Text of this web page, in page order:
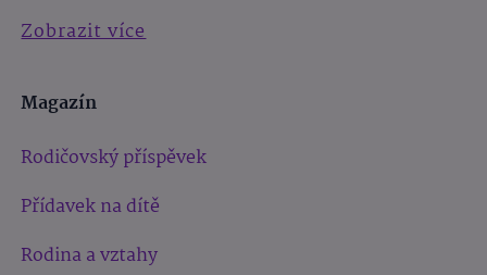
Zobrazit více
Magazín
Rodičovský příspěvek
Přídavek na dítě
Rodina a vztahy